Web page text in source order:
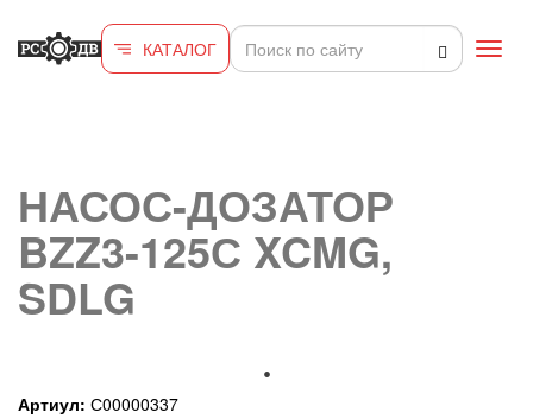
КАТАЛОГ
НАСОС-ДОЗАТОР
BZZ3-125С XCMG,
SDLG
Артиул: С00000337